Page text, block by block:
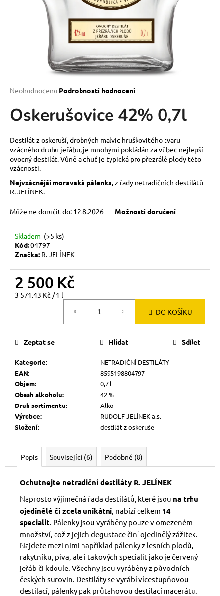
Průměrné
produktu
je
z
5
hvězdiček.
Neohodnoceno Podrobnosti hodnocení
Oskerušovice 42% 0,7l
Destilát z oskeruší, drobných malvic hruškovitého tvaru
vzácného druhu jeřábu, je mnohými pokládán za vůbec nejlepší
ovocný destilát. Vůně a chuť je typická pro přezrálé plody této
vzácnosti.
Nejvzácnější moravská pálenka, z řady netradičních destilátů
R. JELÍNEK.
Můžeme doručit do: 12.8.2026 Možnosti doručení
Skladem (>5 ks)
Kód:04797
Značka: R. JELÍNEK
2 500 Kč
Měrná
3 571,43 Kč / 1 l
DO KOŠÍKU
Kategorie:
NETRADIČNÍ DESTILÁTY
EAN:
8595198804797
Objem:
0,7 l
Obsah alkoholu:
42 %
Druh sortimentu:
Alko
Výrobce:
RUDOLF JELÍNEK a.s.
Složení: destilát z oskeruše
Zeptat se Hlídat Sdílet
Popis Související (6) Podobné (8)
Ochutnejte netradiční destiláty R. JELÍNEK
Naprosto výjimečná řada destilátů, které jsou na trhu
ojedinělé či zcela unikátní, nabízí celkem 14
specialit. Pálenky jsou vyráběny pouze v omezeném
množství, což z jejich degustace činí ojedinělý zážitek.
Najdete mezi nimi například pálenky z lesních plodů,
rakytníku, piva, ale i takových specialit jako je červený
jeřáb či kdoule. Všechny jsou vyráběny z původních
českých surovin. Destiláty se vyrábí vícestupňovou
destilací, pálenky pak průtahovou destilací macerátu.
HLEDAT
D
o
p
o
r
u
č
u
e